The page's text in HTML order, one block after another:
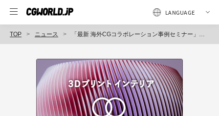
TOP ニュース 「最新 海外CGコラボレーション事例セミナー」開催（ダイキン工業）